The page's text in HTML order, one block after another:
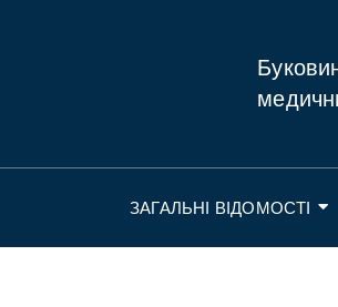
ЗАГАЛЬНІ ВІДОМОСТІ